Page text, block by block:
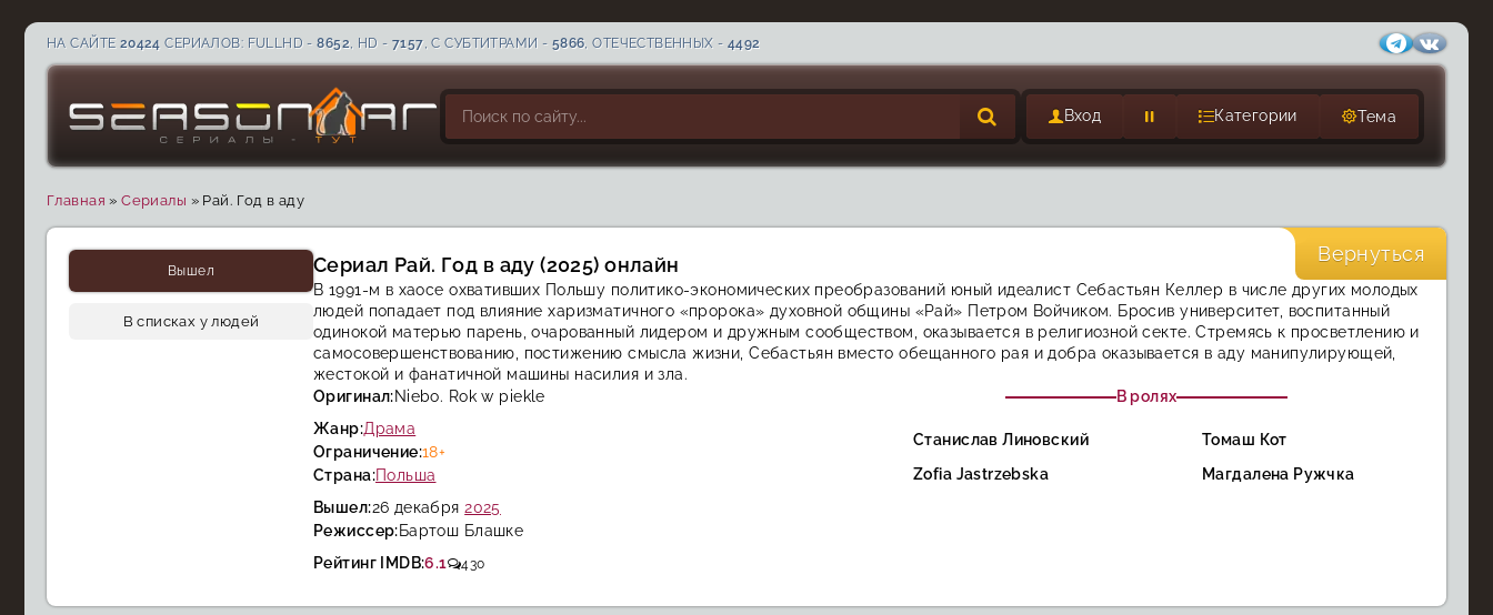
НА САЙТЕ 20424 СЕРИАЛОВ: FULLHD -8652, HD - 7157, С СУБТИТРАМИ - 5866, ОТЕЧЕСТВЕННЫХ -4492
Вход Категории Тема
Главная »Сериалы » Рай. Год в аду
CC HD
Вышел
В списках у людей
Сериал Рай. Год в аду (2025) онлайн
В 1991-м в хаосе охвативших Польшу политико-экономических преобразований юный идеалист Себастьян Келлер в числе других молодых
людей попадает под влияние харизматичного «пророка» духовной общины «Рай» Петром Войчиком. Бросив университет, воспитанный
одинокой матерью парень, очарованный лидером и дружным сообществом, оказывается в религиозной секте. Стремясь к просветлению и
самосовершенствованию, постижению смысла жизни, Себастьян вместо обещанного рая и добра оказывается в аду манипулирующей,
жестокой и фанатичной машины насилия и зла.
Оригинал:Niebo. Rok w piekle
Жанр:Драма
Ограничение:18+
Страна:Польша
Вышел:26 декабря2025
Режиссер:Бартош Блашке
Рейтинг IMDB:6.1 430
В ролях
Станислав Линовский
Томаш Кот
Zofia Jastrzebska
Магдалена Ружчка
Вернуться